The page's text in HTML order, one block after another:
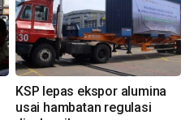
KSP lepas ekspor alumina
usai hambatan regulasi